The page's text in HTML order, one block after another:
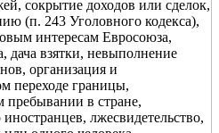
сокрытие доходов или сделок,
(п. 243 Уголовного кодекса),
интересам Евросоюза,
дача взятки, невыполнение
организация и
переходе границы,
пребывании в стране,
лжесвидетельство,